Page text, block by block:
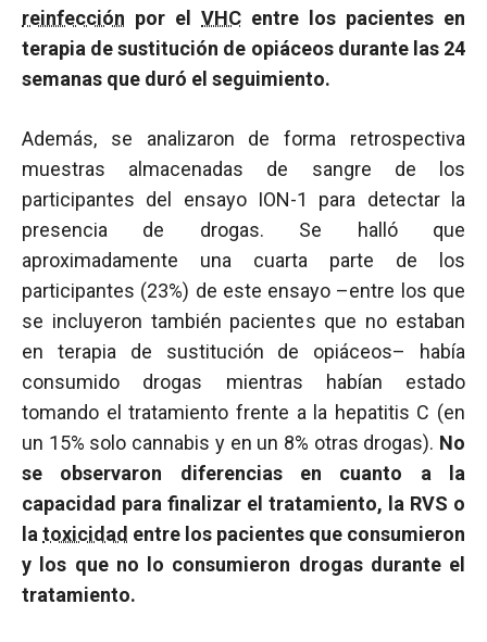
reinfección por el VHC entre los pacientes en
terapia de sustitución de opiáceos durante las 24
semanas que duró el seguimiento.
Además, se analizaron de forma retrospectiva
muestras almacenadas de sangre de los
participantes del ensayo ION-1 para detectar la
presencia de drogas. Se halló que
aproximadamente una cuarta parte de los
participantes (23%) de este ensayo –entre los que
se incluyeron también pacientes que no estaban
en terapia de sustitución de opiáceos– había
consumido drogas mientras habían estado
tomando el tratamiento frente a la hepatitis C (en
un 15% solo cannabis y en un 8% otras drogas). No
se observaron diferencias en cuanto a la
capacidad para finalizar el tratamiento, la RVS o
la toxicidad entre los pacientes que consumieron
y los que no lo consumieron drogas durante el
tratamiento.